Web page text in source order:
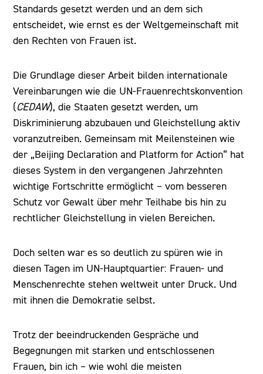
Standards gesetzt werden und an dem sich
entscheidet, wie ernst es der Weltgemeinschaft mit
den Rechten von Frauen ist.
Die Grundlage dieser Arbeit bilden internationale
Vereinbarungen wie die UN-Frauenrechtskonvention
(CEDAW), die Staaten gesetzt werden, um
Diskriminierung abzubauen und Gleichstellung aktiv
voranzutreiben. Gemeinsam mit Meilensteinen wie
der „Beijing Declaration and Platform for Action“ hat
dieses System in den vergangenen Jahrzehnten
wichtige Fortschritte ermöglicht – vom besseren
Schutz vor Gewalt über mehr Teilhabe bis hin zu
rechtlicher Gleichstellung in vielen Bereichen.
Doch selten war es so deutlich zu spüren wie in
diesen Tagen im UN-Hauptquartier: Frauen- und
Menschenrechte stehen weltweit unter Druck. Und
mit ihnen die Demokratie selbst.
Trotz der beeindruckenden Gespräche und
Begegnungen mit starken und entschlossenen
Frauen, bin ich – wie wohl die meisten